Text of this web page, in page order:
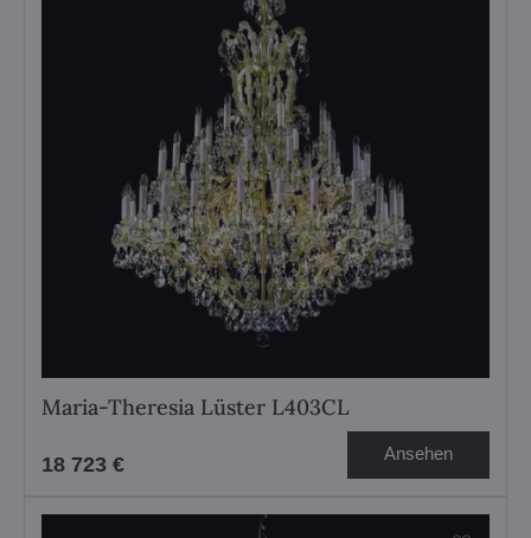
Maria-Theresia Lüster L403CL
18 723 € Ansehen